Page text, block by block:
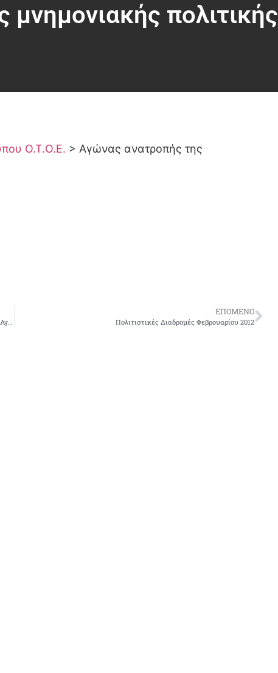
πολιτικής
Ο.Τ.Ο.Ε. > Αγώνας ανατροπής της
Γενική Απεργία Παρασκευή 10/2 & Σάββατο 11/2/2012- Αντίσταση και Αγώνας στους εκβιασμούς της τρόικας
ΕΠΌΜΕΝΟ
Πολιτιστικές Διαδρομές Φεβρουαρίου 2012